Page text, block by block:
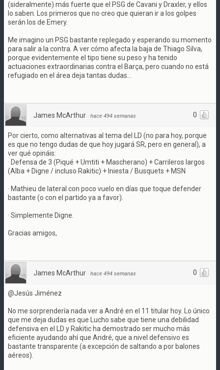
(sideralmente) más fuerte que el PSG de Cavani y Draxler, y ellos
lo saben. Los primeros que no creo que quieran ir a los golpes
serán los de Emery.
Me imagino un PSG bastante replegado y esperando su momento
para salir a la contra. A ver cómo afecta la baja de Thiago Silva,
porque evidentemente el tipo tiene su peso y ha tenido
actuaciones extraordinarias contra el Barça, pero cuando no está
refugiado en el área deja tantas dudas...
0
James McArthur · hace 494 semanas
Por cierto, como alternativas al tema del LD (no para hoy, porque
es que no tengo dudas de que hoy jugará SR, pero en general), a
ver qué opináis:
· Defensa de 3 (Piqué + Umtiti + Mascherano) + Carrileros largos
(Alba + Digne / incluso Rakitic) + Iniesta / Busquets + MSN
· Mathieu de lateral con poco vuelo en días que toque defender
bastante (o con el partido ya a favor).
· Simplemente Digne.
Gracias amigos,
0
James McArthur · hace 494 semanas
@Jesús Jiménez
No me sorprendería nada ver a André en el 11 titular hoy. Lo único
que me deja dudas es que Lucho sabe que tiene una debilidad
defensiva en el LD y Rakitic ha demostrado ser mucho más
eficiente ayudando ahí que André, que a nivel defensivo es
bastante transparente (a excepción de saltando a por balones
aéreos).